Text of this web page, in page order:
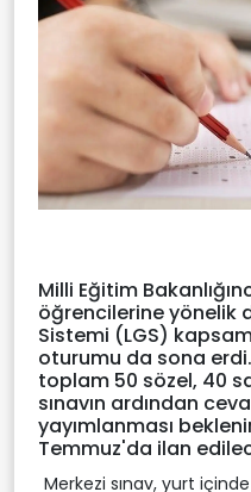
Milli Eğitim
öğrencilerine yönelik
Sistemi (LGS)
oturumu da sona
toplam 50 sözel, 40
sınavın ardından
yayımlanması
Temmuz'da ilan
Merkezi sınav, yurt